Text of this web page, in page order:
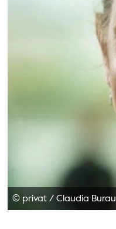
© privat /Claudia Burau